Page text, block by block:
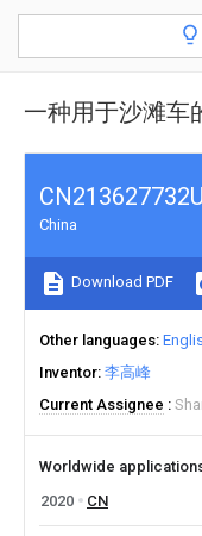
一种用于沙滩车
CN213627732U
China
Download PDF
Other languages
Inventor 李高峰
Current Assignee
Worldwide
2020
CN